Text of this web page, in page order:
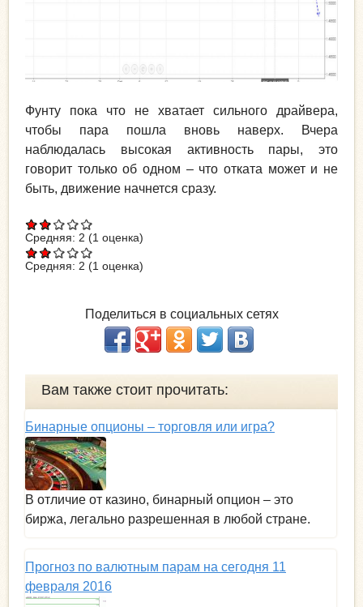
Фунту пока что не хватает сильного драйвера,
чтобы пара пошла вновь наверх. Вчера
наблюдалась высокая активность пары, это
говорит только об одном – что отката может и не
быть, движение начнется сразу.
Средняя: 2 (1 оценка)
Средняя: 2 (1 оценка)
Поделиться в социальных сетях
Вам также стоит прочитать:
Бинарные опционы – торговля или игра?
В отличие от казино, бинарный опцион – это
биржа, легально разрешенная в любой стране.
Прогноз по валютным парам на сегодня 11
февраля 2016